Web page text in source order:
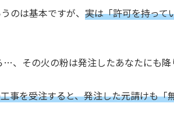
のは基本ですが、 実は「許可を持って
その火の粉は発注したあなたにも降
事を受注すると、発注した元請けも